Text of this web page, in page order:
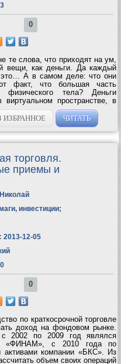
0
те слова, что приходят на ум,
вещи, как деньги. Да каждый
А в самом деле: что они
факт, что большая часть
тела? Деньги
пространстве, в
в бездонных компьютерных
ИЗБРАННОЕ ЧИТАТЬ
торговля.
приемы и
инвестиции;
2013-12-05
0
по краткосрочной торговле
доход на фондовом рынке.
с 2002 по 2009 год являлся
«ФИНАМ», с 2010 года по
компании «БКС». Из
объем своих операций